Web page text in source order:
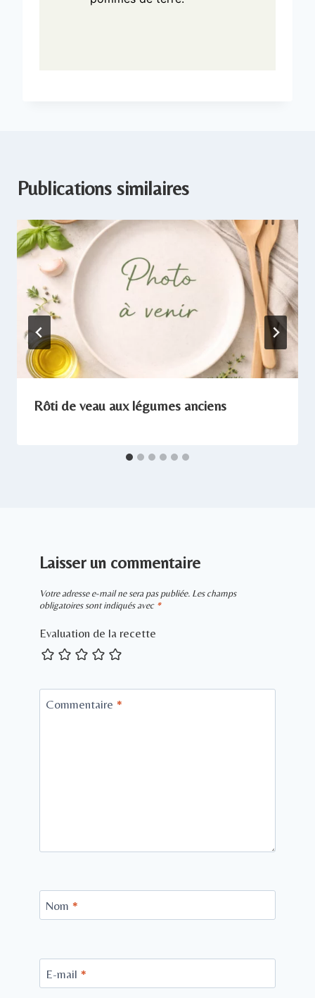
Publications similaires
Rôti de veau aux légumes anciens
Laisser un commentaire
Votre adresse e-mail ne sera pas publiée. Les champs
obligatoires sont indiqués avec *
Evaluation de la recette
Commentaire *
Nom *
E-mail *